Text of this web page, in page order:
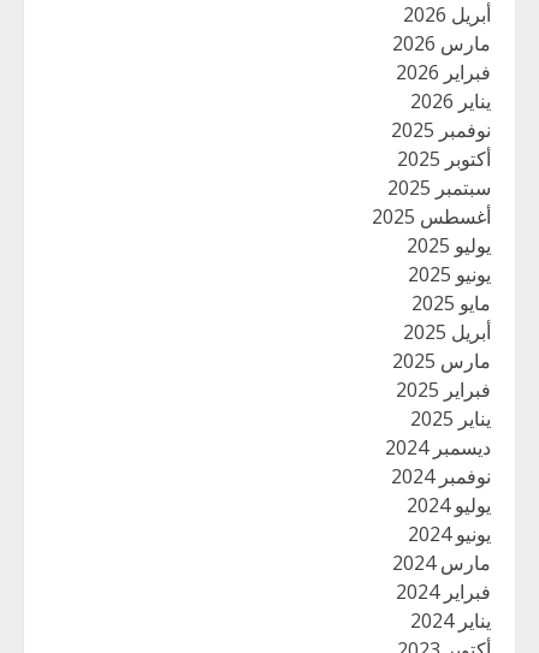
أبريل 2026
مارس 2026
فبراير 2026
يناير 2026
نوفمبر 2025
أكتوبر 2025
سبتمبر 2025
أغسطس 2025
يوليو 2025
يونيو 2025
مايو 2025
أبريل 2025
مارس 2025
فبراير 2025
يناير 2025
ديسمبر 2024
نوفمبر 2024
يوليو 2024
يونيو 2024
مارس 2024
فبراير 2024
يناير 2024